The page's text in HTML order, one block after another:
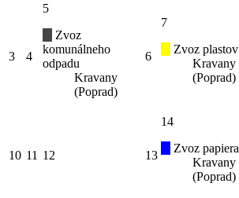
3 4
5
Zvoz
komunálneho
odpadu
Kravany
(Poprad)
6
7
Zvoz plastov
Kravany
(Poprad)
10 11 12 13
14
Zvoz papiera
Kravany
(Poprad)